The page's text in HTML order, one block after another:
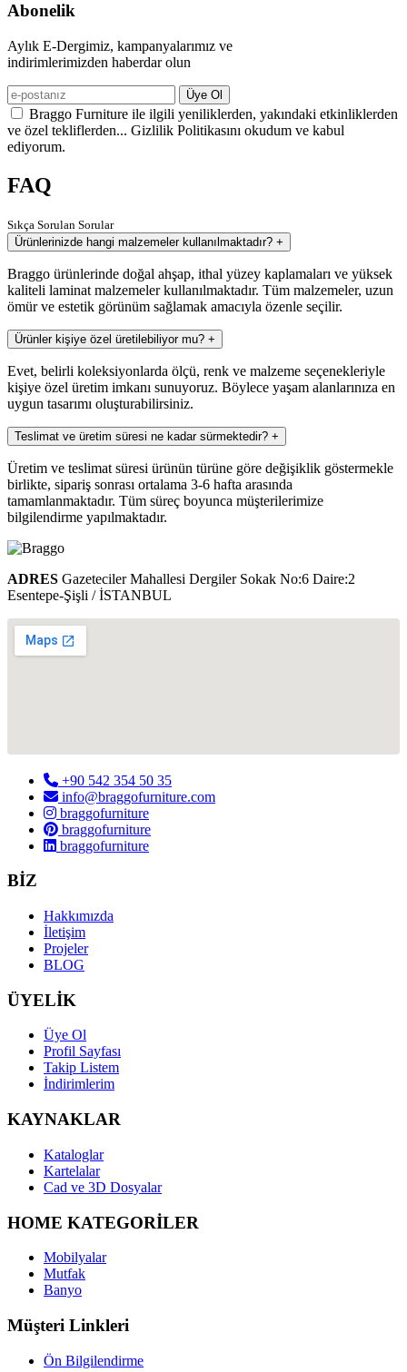
Abonelik
Aylık E-Dergimiz, kampanyalarımız ve
indirimlerimizden haberdar olun
Üye Ol
Braggo Furniture ile ilgili yeniliklerden, yakındaki etkinliklerden
ve özel tekliflerden... Gizlilik Politikasını okudum ve kabul
ediyorum.
FAQ
Sıkça Sorulan Sorular
Ürünlerinizde hangi malzemeler kullanılmaktadır? +
Braggo ürünlerinde doğal ahşap, ithal yüzey kaplamaları ve yüksek
kaliteli laminat malzemeler kullanılmaktadır. Tüm malzemeler, uzun
ömür ve estetik görünüm sağlamak amacıyla özenle seçilir.
Ürünler kişiye özel üretilebiliyor mu? +
Evet, belirli koleksiyonlarda ölçü, renk ve malzeme seçenekleriyle
kişiye özel üretim imkanı sunuyoruz. Böylece yaşam alanlarınıza en
uygun tasarımı oluşturabilirsiniz.
Teslimat ve üretim süresi ne kadar sürmektedir? +
Üretim ve teslimat süresi ürünün türüne göre değişiklik göstermekle
birlikte, sipariş sonrası ortalama 3-6 hafta arasında
tamamlanmaktadır. Tüm süreç boyunca müşterilerimize
bilgilendirme yapılmaktadır.
ADRES Gazeteciler Mahallesi Dergiler Sokak No:6 Daire:2
Esentepe-Şişli / İSTANBUL
+90 542 354 50 35
info@braggofurniture.com
braggofurniture
braggofurniture
braggofurniture
BİZ
Hakkımızda
İletişim
Projeler
BLOG
ÜYELİK
Üye Ol
Profil Sayfası
Takip Listem
İndirimlerim
KAYNAKLAR
Kataloglar
Kartelalar
Cad ve 3D Dosyalar
HOME KATEGORİLER
Mobilyalar
Mutfak
Banyo
Müşteri Linkleri
Ön Bilgilendirme